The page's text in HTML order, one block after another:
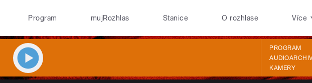
Program mujRozhlas Stanice O rozhlase Více
PROGRAM
KAMERY